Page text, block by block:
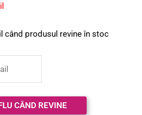
când produsul revine în stoc